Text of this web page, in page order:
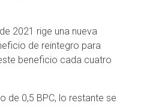
2021 rige una nueva
de reintegro para
beneficio cada cuatro
de 0,5 BPC, lo restante se